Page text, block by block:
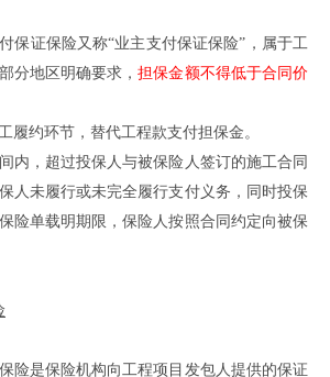
保证保险又称“业主支付保证保险” ， 属于工
部分地区明确要求 ，担保金额不得低于合同价
履约环节，替代工程款支付担保金。
内，超过投保人与被保险人签订的施工合同
人未履行或未完全履行支付义务，同时投保
险单载明期限 ，保险人按照合同约定向被保
险是保险机构向工程项目发包人提供的保证